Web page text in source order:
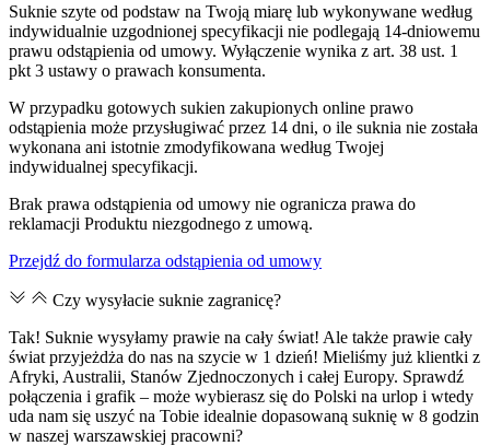
Suknie szyte od podstaw na Twoją miarę lub wykonywane według
indywidualnie uzgodnionej specyfikacji nie podlegają 14-dniowemu
prawu odstąpienia od umowy. Wyłączenie wynika z art. 38 ust. 1
pkt 3 ustawy o prawach konsumenta.
W przypadku gotowych sukien zakupionych online prawo
odstąpienia może przysługiwać przez 14 dni, o ile suknia nie została
wykonana ani istotnie zmodyfikowana według Twojej
indywidualnej specyfikacji.
Brak prawa odstąpienia od umowy nie ogranicza prawa do
reklamacji Produktu niezgodnego z umową.
Przejdź do formularza odstąpienia od umowy
Czy wysyłacie suknie zagranicę?
Tak! Suknie wysyłamy prawie na cały świat! Ale także prawie cały
świat przyjeżdża do nas na szycie w 1 dzień! Mieliśmy już klientki z
Afryki, Australii, Stanów Zjednoczonych i całej Europy. Sprawdź
połączenia i grafik – może wybierasz się do Polski na urlop i wtedy
uda nam się uszyć na Tobie idealnie dopasowaną suknię w 8 godzin
w naszej warszawskiej pracowni?